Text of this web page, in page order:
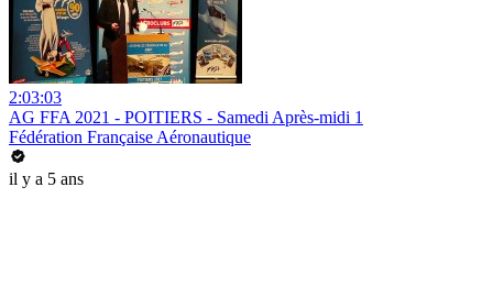
2:03:03
AG FFA 2021 - POITIERS - Samedi Après-midi 1
Fédération Française Aéronautique
il y a 5 ans